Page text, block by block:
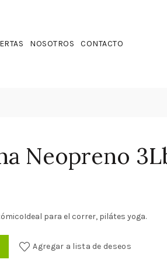
NOSOTROS CONTACTO
Neopreno
para el correr, pilátes yoga.
Agregar a lista de deseos